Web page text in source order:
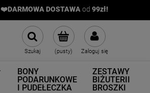
❤️DARMOWA DOSTAWA od 99zł!
(pusty) Zaloguj się
Szukaj
BONY
PODARUNKOWE
I PUDEŁECZKA
ZESTAWY
BIŻUTERII
BROSZKI